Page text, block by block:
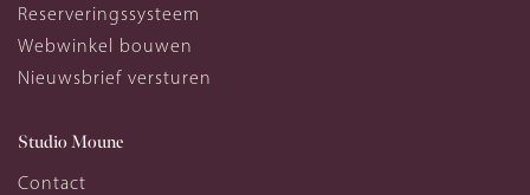
Reserveringssysteem
Webwinkel bouwen
Nieuwsbrief versturen
Studio Moune
Contact